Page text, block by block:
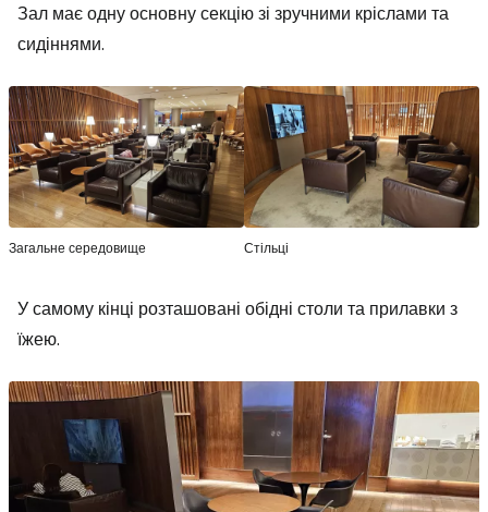
Зал має одну основну секцію зі зручними кріслами та
сидіннями.
Загальне середовище Стільці
У самому кінці розташовані обідні столи та прилавки з
їжею.